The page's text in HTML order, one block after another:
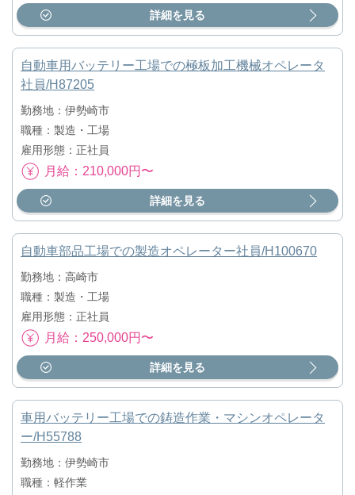
詳細を見る
自動車用バッテリー工場での極板加工機械オペレータ
社員/H87205
勤務地：伊勢崎市
職種：製造・工場
雇用形態：正社員
月給：210,000円〜
詳細を見る
自動車部品工場での製造オペレーター社員/H100670
勤務地：高崎市
職種：製造・工場
雇用形態：正社員
月給：250,000円〜
詳細を見る
車用バッテリー工場での鋳造作業・マシンオペレータ
ー/H55788
勤務地：伊勢崎市
職種：軽作業